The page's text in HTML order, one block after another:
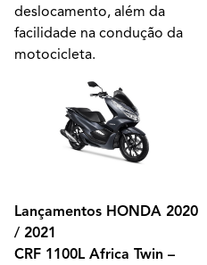
deslocamento, além da
facilidade na condução da
motocicleta.
Lançamentos HONDA 2020
/ 2021
CRF 1100L Africa Twin –